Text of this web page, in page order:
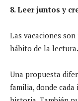
8. Leer juntos y
Las vacaciones
hábito de la lectura.
Una propuesta
familia, donde